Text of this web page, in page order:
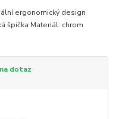
ergonomický design
špička Materiál: chrom
dotaz